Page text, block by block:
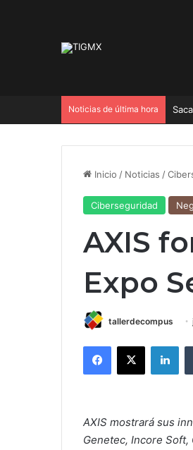
Noticias de última hora
Inicio / Noticias /
Ciberseguridad
AXIS
Expo
tallerdecompus
AXIS mostrará sus
Genetec, Incore Soft,